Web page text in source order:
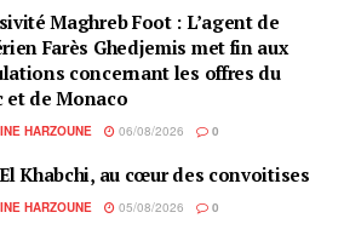
Maghreb Foot : L’agent de
Farès Ghedjemis met fin aux
concernant les offres du
et de Monaco
HARZOUNE 06/08/2026 0
Khabchi, au cœur des convoitises
HARZOUNE 05/08/2026 0